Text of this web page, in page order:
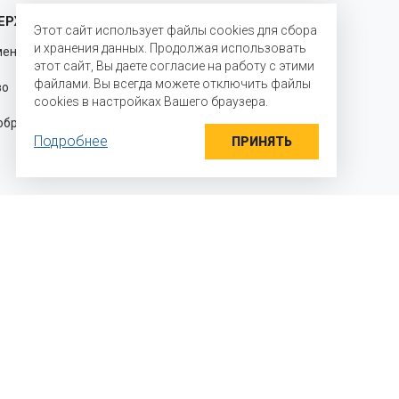
для
ГОДА НА РЫНКЕ
С 2003 года мы являемся
официальными представителями
производителей на территории
Российской Федерации и стран
Таможенного союза и осуществляем
прямые поставки ингредиентов
Этот сайт использует файлы cookies для сбора
и хранения данных. Продолжая использовать
этот сайт, Вы даете согласие на работу с этими
файлами. Вы всегда можете отключить файлы
cookies в настройках Вашего браузера.
Подробнее ПРИНЯТЬ